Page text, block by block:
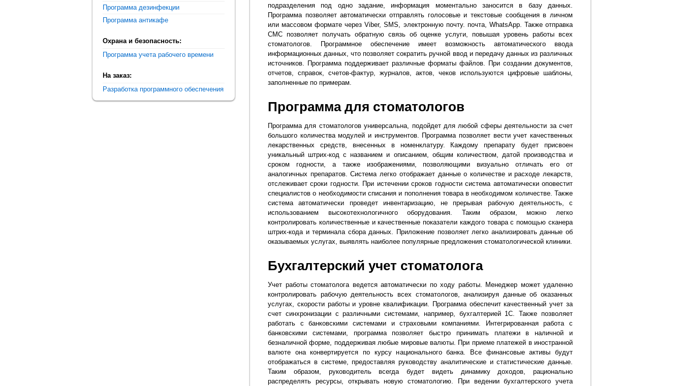
подразделения под одно задание, информация моментально заносится в базу данных.
Программа позволяет автоматически отправлять голосовые и текстовые сообщения в личном
или массовом формате через Viber, SMS, электронную почту. почта, WhatsApp. Также отправка
СМС позволяет получать обратную связь об оценке услуги, повышая уровень работы всех
стоматологов. Программное обеспечение имеет возможность автоматического ввода
информационных данных, что позволяет сократить ручной ввод и передачу данных из различных
источников. Программа поддерживает различные форматы файлов. При создании документов,
отчетов, справок, счетов-фактур, журналов, актов, чеков используются цифровые шаблоны,
заполненные по примерам.
Программа для стоматологов
Программа для стоматологов универсальна, подойдет для любой сферы деятельности за счет
большого количества модулей и инструментов. Программа позволяет вести учет качественных
лекарственных средств, внесенных в номенклатуру. Каждому препарату будет присвоен
уникальный штрих-код с названием и описанием, общим количеством, датой производства и
сроком годности, а также изображениями, позволяющими визуально отличать его от
аналогичных препаратов. Система легко отображает данные о количестве и расходе лекарств,
отслеживает сроки годности. При истечении сроков годности система автоматически оповестит
специалистов о необходимости списания и пополнения товара в необходимом количестве. Также
система автоматически проведет инвентаризацию, не прерывая рабочую деятельность, с
использованием высокотехнологичного оборудования. Таким образом, можно легко
контролировать количественные и качественные показатели каждого товара с помощью сканера
штрих-кода и терминала сбора данных. Приложение позволяет легко анализировать данные об
оказываемых услугах, выявлять наиболее популярные предложения стоматологической клиники.
Бухгалтерский учет стоматолога
Учет работы стоматолога ведется автоматически по ходу работы. Менеджер может удаленно
контролировать рабочую деятельность всех стоматологов, анализируя данные об оказанных
услугах, скорости работы и уровне квалификации. Программа обеспечит качественный учет за
счет синхронизации с различными системами, например, бухгалтерией 1С. Также позволяет
работать с банковскими системами и страховыми компаниями. Интегрированная работа с
банковскими системами, программа позволяет быстро принимать платежи в наличной и
безналичной форме, поддерживая любые мировые валюты. При приеме платежей в иностранной
валюте она конвертируется по курсу национального банка. Все финансовые активы будут
отображаться в системе, предоставляя руководству аналитические и статистические данные.
Таким образом, руководитель всегда будет видеть динамику доходов, рационально
распределять ресурсы, открывать новую стоматологию. При ведении бухгалтерского учета
Программа дезинфекции
Программа антикафе
Охрана и безопасность:
Программа учета рабочего времени
На заказ:
Разработка программного обеспечения